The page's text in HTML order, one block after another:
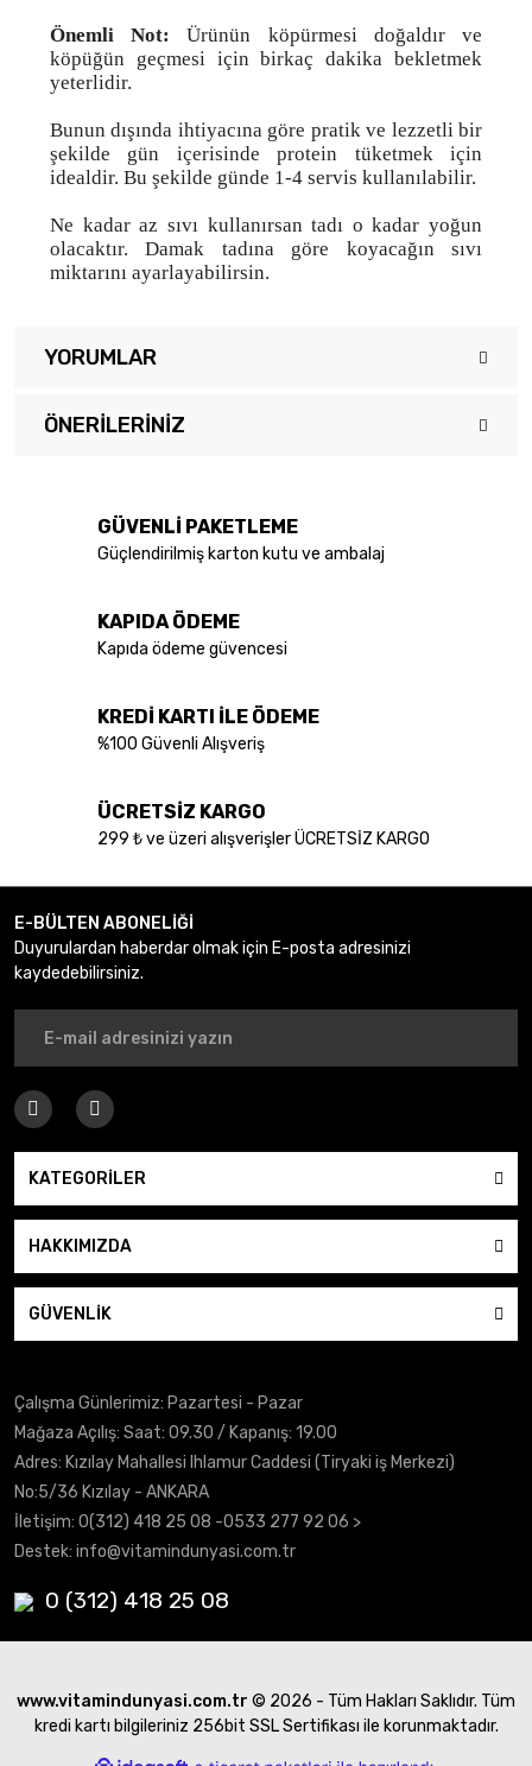
Önemli Not:
Ürünün köpürmesi doğaldır ve
köpüğün geçmesi için birkaç dakika bekletmek
yeterlidir.
Bunun dışında ihtiyacına göre pratik ve lezzetli bir
şekilde gün içerisinde protein tüketmek için
idealdir. Bu şekilde günde 1-4 servis kullanılabilir.
Ne kadar az sıvı kullanırsan tadı o kadar yoğun
olacaktır. Damak tadına göre koyacağın sıvı
miktarını ayarlayabilirsin.
YORUMLAR
Bu ürüne ilk yorumu siz yapın!
ÖNERILERINIZ
tarafımıza iletebilirsiniz.
Görüş ve önerileriniz için teşekkür ederiz.
Ürün açıklamasında eksik bilgiler bulunuyor.
Ürün bilgilerinde hatalar bulunuyor.
Bu ürüne benzer farklı alternatifler olmalı.
Gönder
GÜVENLİ PAKETLEME
Güçlendirilmiş karton kutu ve ambalaj
KAPIDA ÖDEME
Kapıda ödeme güvencesi
KREDİ KARTI İLE ÖDEME
%100 Güvenli Alışveriş
ÜCRETSİZ KARGO
299 ₺ ve üzeri alışverişler ÜCRETSİZ KARGO
E-BÜLTEN ABONELİĞİ
Duyurulardan haberdar olmak için E-posta adresinizi
kaydedebilirsiniz.
KATEGORİLER
HAKKIMIZDA
GÜVENLİK
Çalışma Günlerimiz: Pazartesi - Pazar
Mağaza Açılış: Saat: 09.30 / Kapanış: 19.00
Adres: Kızılay Mahallesi Ihlamur Caddesi (Tiryaki iş Merkezi)
No:5/36 Kızılay - ANKARA
İletişim: 0(312) 418 25 08 -0533 277 92 06 >
Destek: info@vitamindunyasi.com.tr
0 (312) 418 25 08
www.vitamindunyasi.com.tr © 2026 - Tüm Hakları Saklıdır. Tüm
kredi kartı bilgileriniz 256bit SSL Sertifikası ile korunmaktadır.